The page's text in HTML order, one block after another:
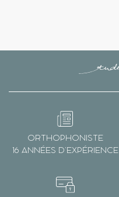
ORTHOPHONISTE
16 ANNÉES D’EXPÉRIENCE